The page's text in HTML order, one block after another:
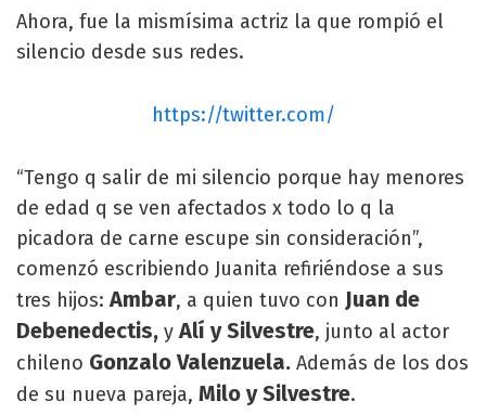
Ahora, fue la mismísima actriz la que rompió el
silencio desde sus redes.
https://twitter.com/
“Tengo q salir de mi silencio porque hay menores
de edad q se ven afectados x todo lo q la
picadora de carne escupe sin consideración”,
comenzó escribiendo Juanita refiriéndose a sus
tres hijos:Ambar, a quien tuvo con Juan de
Debenedectis, yAlí y Silvestre, junto al actor
chileno Gonzalo Valenzuela. Además de los dos
de su nueva pareja, Milo y Silvestre.